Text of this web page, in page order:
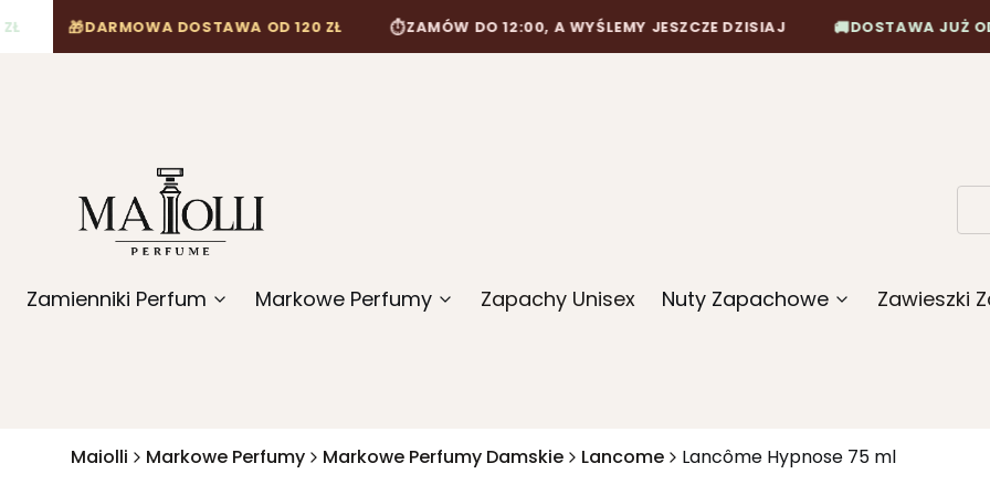
DARMOWA DOSTAWA OD 120 ZŁ ⏱ZAMÓW DO 12:00, A WYŚLEMY JESZCZE DZISIAJ 🚚DOSTAWA JUŻ OD 10,90
Zamienniki Perfum Markowe Perfumy Zapachy Unisex Nuty Zapachowe Zawieszki
Maiolli Markowe Perfumy Markowe Perfumy Damskie Lancome Lancôme Hypnose 75 ml